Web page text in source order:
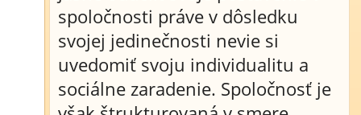
spoločnosti práve v dôsledku
svojej jedinečnosti nevie si
uvedomiť svoju individualitu a
sociálne zaradenie. Spoločnosť je